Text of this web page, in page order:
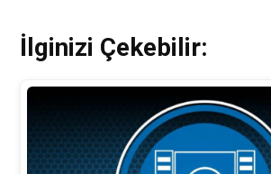
İlginizi Çekebilir: